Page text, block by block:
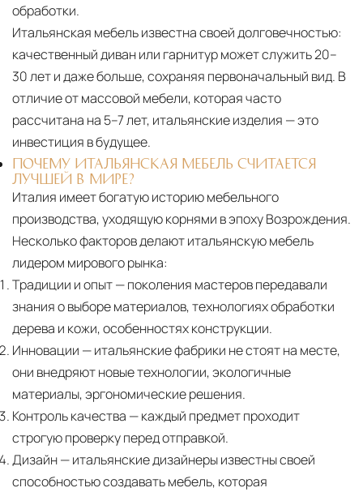
обработки.
Итальянская мебель известна своей долговечностью:
качественный диван или гарнитур может служить 20–
30 лет и даже больше, сохраняя первоначальный вид. В
отличие от массовой мебели, которая часто
рассчитана на 5–7 лет, итальянские изделия — это
инвестиция в будущее.
ПОЧЕМУ ИТАЛЬЯНСКАЯ МЕБЕЛЬ СЧИТАЕТСЯ
ЛУЧШЕЙ В МИРЕ?
Италия имеет богатую историю мебельного
производства, уходящую корнями в эпоху Возрождения.
Несколько факторов делают итальянскую мебель
лидером мирового рынка:
Традиции и опыт— поколения мастеров передавали
знания о выборе материалов, технологиях обработки
дерева и кожи, особенностях конструкции.
Инновации — итальянские фабрики не стоят на месте,
они внедряют новые технологии, экологичные
материалы, эргономические решения.
Контроль качества — каждый предмет проходит
строгую проверку перед отправкой.
Дизайн— итальянские дизайнеры известны своей
способностью создавать мебель, которая